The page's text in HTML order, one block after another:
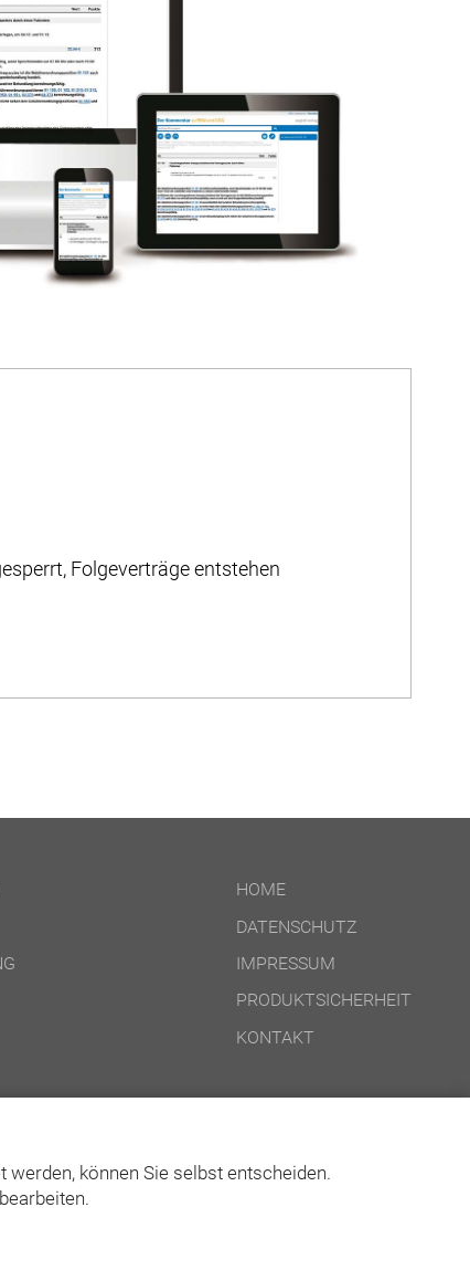
können Sie selbst entscheiden.
Folgeverträge entstehen
HOME
DATENSCHUTZ
IMPRESSUM
PRODUKTSICHERHEIT
KONTAKT